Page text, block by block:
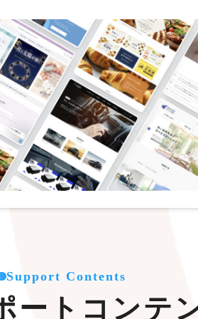
Support Contents
ートコンテ